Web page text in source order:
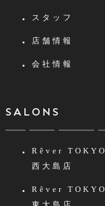
スタッフ
店舗情報
会社情報
SALONS
Rêver TOKYO
西大島店
Rêver TOKYO